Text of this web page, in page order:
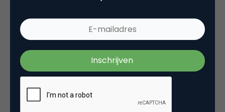
In zijn boek ‘Everything is obvious (once you
know the answer)’ schetst hij dit issue op een
vaak achter uitgelegd waarom ze succesvol
zijn, maar dat wordt uitgelegd aan de hand
van zijn eigen attributen.